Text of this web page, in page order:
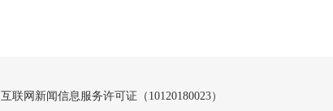
互联网新闻信息服务许可证（10120180023）